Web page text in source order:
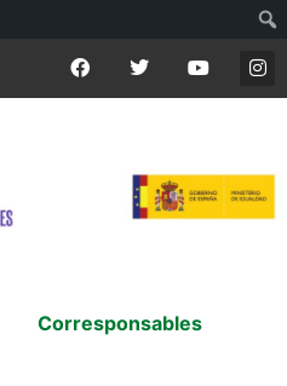
Corresponsables